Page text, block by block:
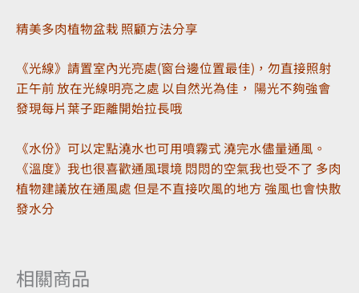
精美多肉植物盆栽 照顧方法分享
《光線》請置室內光亮處(窗台邊位置最佳)，勿直接照射
正午前 放在光線明亮之處 以自然光為佳， 陽光不夠強會
發現每片葉子距離開始拉長哦
《水份》可以定點澆水也可用噴霧式 澆完水儘量通風。
《溫度》我也很喜歡通風環境 悶悶的空氣我也受不了 多肉
植物建議放在通風處 但是不直接吹風的地方 強風也會快散
發水分
相關商品